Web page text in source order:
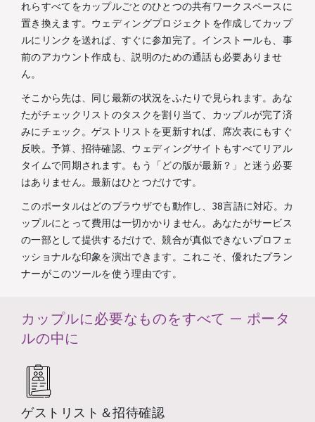
れらすべてをカップルごとのひとつの共有ワークスペースに
置き換えます。ウェディングプロジェクトを作成してカップ
ルにリンクを送れば、すぐに参加完了。インストールも、事
前のアカウント作成も、説明のための通話も必要ありませ
ん。
そこから先は、同じ最新の状況をふたりで見られます。あな
たがチェックリストのタスクを割り当て、カップルが完了済
みにチェック。ゲストリストを更新すれば、席次表にもすぐ
反映。予算、招待確認、ウェディングサイトもすべてリアル
タイムで同期されます。もう「どの版が最新？」と迷う必要
はありません。最新はひとつだけです。
このポータルはどのブラウザでも動作し、38言語に対応。カ
ップルにとって費用は一切かかりません。あなたがサービス
の一部として提供するだけで、競合が真似できないプロフェ
ッショナルな印象を演出できます。これこそ、優れたプラン
ナーがこのツールを使う理由です。
カップルに必要なものをすべて — ポータ
ルの中に
ゲストリスト＆招待確認